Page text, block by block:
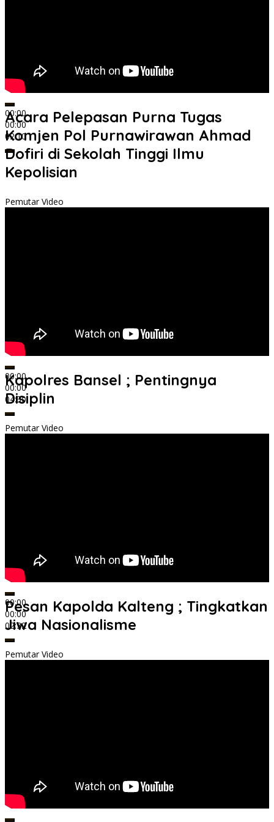
00:00
00:00
02:10
Acara Pelepasan Purna Tugas
Komjen Pol Purnawirawan Ahmad
Dofiri di Sekolah Tinggi Ilmu
Kepolisian
Pemutar Video
00:00
00:00
04:30
Kapolres Bansel ; Pentingnya
Disiplin
Pemutar Video
00:00
00:00
02:32
Pesan Kapolda Kalteng ; Tingkatkan
Jiwa Nasionalisme
Pemutar Video